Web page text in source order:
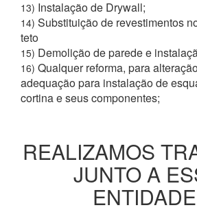
13) Instalação de Drywall;
14) Substituição de revestimentos
teto
15) Demolição de parede e
16) Qualquer reforma, para
adequação para instalação de
cortina e seus componentes;
REALIZAMOS
JUNTO A